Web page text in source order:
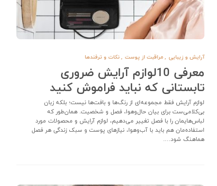
آرایش و زیبایی ,مراقبت از پوست ,نکات و ترفندها
معرفی 10لوازم آرایش ضروری
تابستانی که نباید فراموش کنید
لوازم آرایش فقط مجموعه‌ای از رنگ‌ها و بافت‌ها نیست؛ بلکه زبان
بی‌کلامی‌ست برای بیان حال‌و‌هوا، فصل و شخصیت. همان‌طور که
لباس‌هایمان را با فصل تغییر می‌دهیم، لوازم آرایش و محصولات مورد
استفاده‌مان هم باید با آب‌وهوا، نیازهای پوست و سبک زندگی هر فصل
هماهنگ شود….